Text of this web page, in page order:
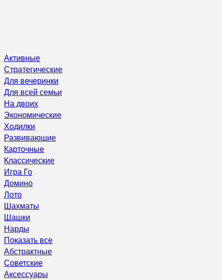
Активные
Стратегические
Для вечеринки
Для всей семьи
На двоих
Экономические
Ходилки
Развивающие
Карточные
Классические
Игра Го
Домино
Лото
Шахматы
Шашки
Нарды
Показать все
Абстрактные
Советские
Аксессуары